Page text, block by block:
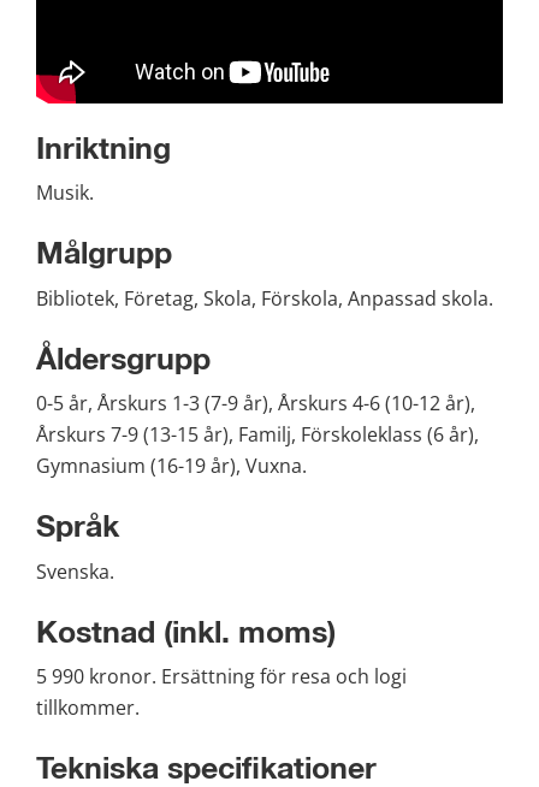
Inriktning
Musik.
Målgrupp
Bibliotek, Företag, Skola, Förskola, Anpassad skola.
Åldersgrupp
0-5 år, Årskurs 1-3 (7-9 år), Årskurs 4-6 (10-12 år),
Årskurs 7-9 (13-15 år), Familj, Förskoleklass (6 år),
Gymnasium (16-19 år), Vuxna.
Språk
Svenska.
Kostnad (inkl. moms)
5 990 kronor. Ersättning för resa och logi
tillkommer.
Tekniska specifikationer